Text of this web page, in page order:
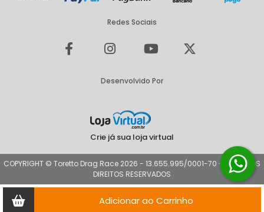
Adicionar ao Carrinho
Redes Sociais
Desenvolvido Por
Crie já sua loja virtual
COPYRIGHT © Toretto Drag Race 2026 - 13.655.995/0001-70 - TODOS OS
DIREITOS RESERVADOS